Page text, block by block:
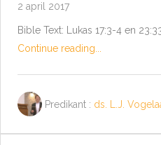
2 april 2017
Bible Text: Lukas 17:3-4 en
Continue reading...
Predikant : ds. L.J.